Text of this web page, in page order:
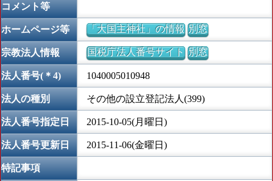
コメント等
ホームページ等 「大国主神社」の情報 別窓
宗教法人情報 国税庁法人番号サイト 別窓
法人番号(＊4) 1040005010948
法人の種別 その他の設立登記法人(399)
法人番号指定日 2015-10-05(月曜日)
法人番号更新日 2015-11-06(金曜日)
特記事項